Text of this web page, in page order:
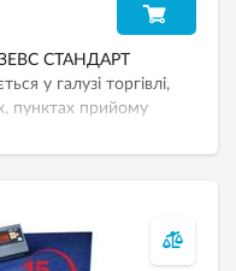
ЗЕВС СТАНДАРТ
у галузі торгівлі,
пунктах прийому